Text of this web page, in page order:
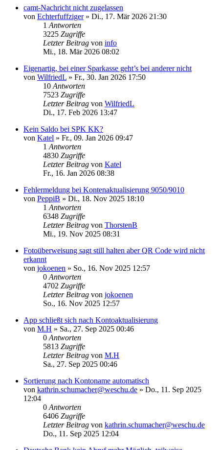
camt-Nachricht nicht zugelassen
von Echterfuffziger» Di., 17. Mär 2026 21:30
1 Antworten
3225 Zugriffe
Letzter Beitrag von info
Mi., 18. Mär 2026 08:02
Eigenartig, bei einer Sparkasse geht’s bei anderer nicht
von WilfriedL » Fr., 30. Jan 2026 17:50
10 Antworten
7523 Zugriffe
Letzter Beitrag von WilfriedL
Di., 17. Feb 2026 13:47
Kein Saldo bei SPK KK?
von Katel » Fr., 09. Jan 2026 09:47
1 Antworten
4830 Zugriffe
Letzter Beitrag von Katel
Fr., 16. Jan 2026 08:38
Fehlermeldung bei Kontenaktualisierung 9050/9010
von PeppiB » Di., 18. Nov 2025 18:10
1 Antworten
6348 Zugriffe
Letzter Beitrag von ThorstenB
Mi., 19. Nov 2025 08:31
Fotoüberweisung sagt still halten aber QR Code wird nicht
erkannt
von jokoenen » So., 16. Nov 2025 12:57
0 Antworten
4702 Zugriffe
Letzter Beitrag von jokoenen
So., 16. Nov 2025 12:57
App schließt sich nach Kontoaktualisierung
von M.H » Sa., 27. Sep 2025 00:46
0 Antworten
5813 Zugriffe
Letzter Beitrag von M.H
Sa., 27. Sep 2025 00:46
Sortierung nach Kontoname automatisch
von kathrin.schumacher@weschu.de » Do., 11. Sep 2025
12:04
0 Antworten
6406 Zugriffe
Letzter Beitrag von kathrin.schumacher@weschu.de
Do., 11. Sep 2025 12:04